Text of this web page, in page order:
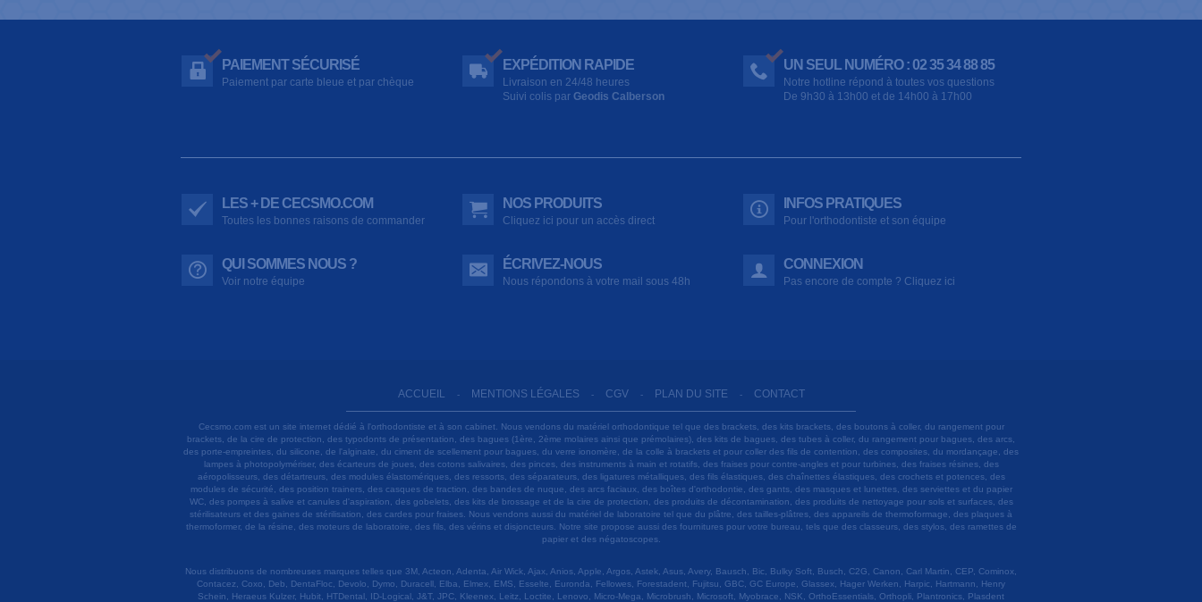
PAIEMENT SÉCURISÉ
Paiement par carte bleue et par chèque
EXPÉDITION RAPIDE
Livraison en 24/48 heures
Suivi colis par Geodis Calberson
UN SEUL NUMÉRO : 02 35 34 88 85
Notre hotline répond à toutes vos questions
De 9h30 à 13h00 et de 14h00 à 17h00
LES + DE CECSMO.COM
Toutes les bonnes raisons de commander
NOS PRODUITS
Cliquez ici pour un accès direct
INFOS PRATIQUES
Pour l'orthodontiste et son équipe
QUI SOMMES NOUS ?
Voir notre équipe
ÉCRIVEZ-NOUS
Nous répondons à votre mail sous 48h
CONNEXION
Pas encore de compte ? Cliquez ici
ACCUEIL - MENTIONS LÉGALES - CGV - PLAN DU SITE - CONTACT
Cecsmo.com est un site internet dédié à l'orthodontiste et à son cabinet. Nous vendons du matériel orthodontique tel que des brackets, des kits brackets, des boutons à coller, du rangement pour
brackets, de la cire de protection, des typodonts de présentation, des bagues (1ère, 2ème molaires ainsi que prémolaires), des kits de bagues, des tubes à coller, du rangement pour bagues, des arcs,
des porte-empreintes, du silicone, de l'alginate, du ciment de scellement pour bagues, du verre ionomère, de la colle à brackets et pour coller des fils de contention, des composites, du mordançage, des
lampes à photopolymériser, des écarteurs de joues, des cotons salivaires, des pinces, des instruments à main et rotatifs, des fraises pour contre-angles et pour turbines, des fraises résines, des
aéropolisseurs, des détartreurs, des modules élastomériques, des ressorts, des séparateurs, des ligatures métalliques, des fils élastiques, des chaînettes élastiques, des crochets et potences, des
modules de sécurité, des position trainers, des casques de traction, des bandes de nuque, des arcs faciaux, des boîtes d'orthodontie, des gants, des masques et lunettes, des serviettes et du papier
WC, des pompes à salive et canules d'aspiration, des gobelets, des kits de brossage et de la cire de protection, des produits de décontamination, des produits de nettoyage pour sols et surfaces, des
stérilisateurs et des gaines de stérilisation, des cardes pour fraises. Nous vendons aussi du matériel de laboratoire tel que du plâtre, des tailles-plâtres, des appareils de thermoformage, des plaques à
thermoformer, de la résine, des moteurs de laboratoire, des fils, des vérins et disjoncteurs. Notre site propose aussi des fournitures pour votre bureau, tels que des classeurs, des stylos, des ramettes de
papier et des négatoscopes.
Nous distribuons de nombreuses marques telles que 3M, Acteon, Adenta, Air Wick, Ajax, Anios, Apple, Argos, Astek, Asus, Avery, Bausch, Bic, Bulky Soft, Busch, C2G, Canon, Carl Martin, CEP, Cominox,
Contacez, Coxo, Deb, DentaFloc, Devolo, Dymo, Duracell, Elba, Elmex, EMS, Esselte, Euronda, Fellowes, Forestadent, Fujitsu, GBC, GC Europe, Glassex, Hager Werken, Harpic, Hartmann, Henry
Schein, Heraeus Kulzer, Hubit, HTDental, ID-Logical, J&T, JPC, Kleenex, Leitz, Loctite, Lenovo, Micro-Mega, Microbrush, Microsoft, Myobrace, NSK, OrthoEssentials, Orthopli, Plantronics, Plasdent